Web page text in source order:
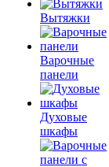
Вытяжки
Варочные
панели
Духовые
шкафы